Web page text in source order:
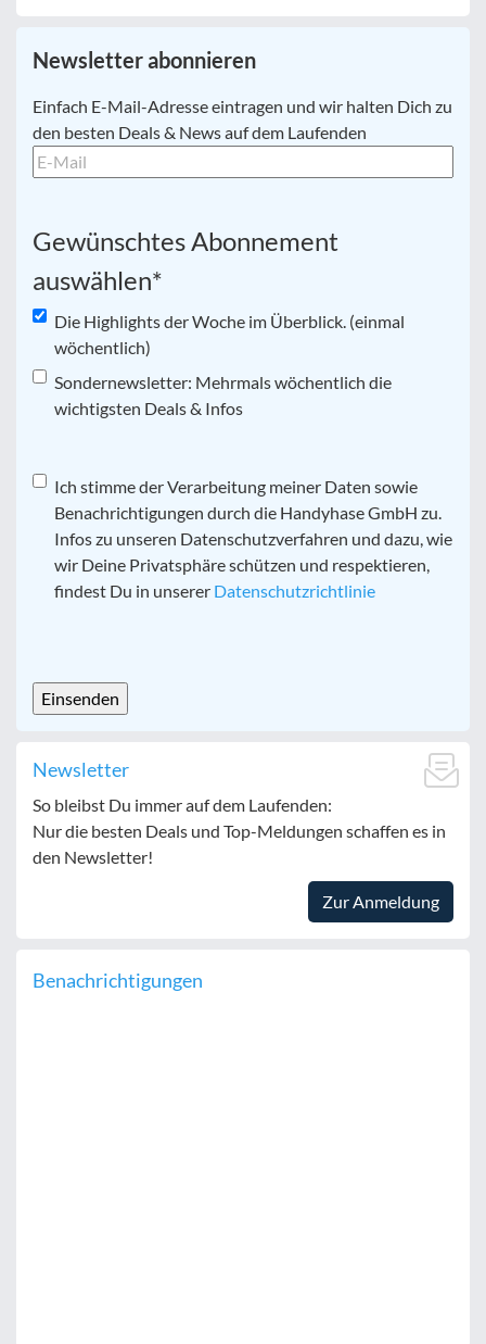
Newsletter abonnieren
E-
Mail *
Einfach E-Mail-Adresse eintragen und wir halten Dich zu
den besten Deals & News auf dem Laufenden
Gewünschtes Abonnement
auswählen*
Die Highlights der Woche im Überblick. (einmal
wöchentlich)
Sondernewsletter: Mehrmals wöchentlich die
wichtigsten Deals & Infos
Datenschutz*
Ich stimme der Verarbeitung meiner Daten sowie
Benachrichtigungen durch die Handyhase GmbH zu.
Infos zu unseren Datenschutzverfahren und dazu, wie
wir Deine Privatsphäre schützen und respektieren,
findest Du in unserer Datenschutzrichtlinie
Newsletter
So bleibst Du immer auf dem Laufenden:
Nur die besten Deals und Top-Meldungen schaffen es in
den Newsletter!
Zur Anmeldung
Benachrichtigungen